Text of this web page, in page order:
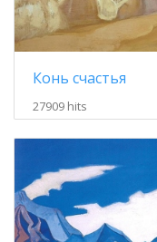
Конь счастья
27909 hits